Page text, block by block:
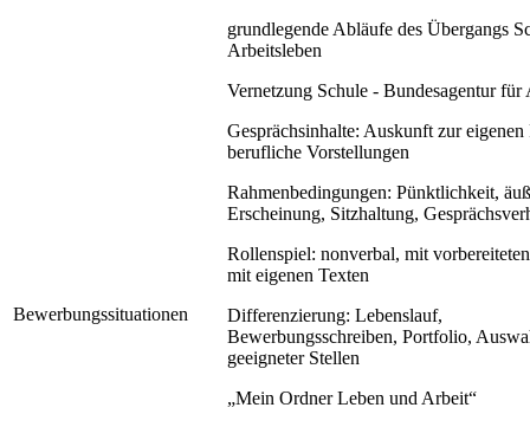
Bewerbungssituationen
grundlegende Abläufe des Übergangs
Arbeitsleben
Vernetzung Schule - Bundesagentur für
Gesprächsinhalte: Auskunft zur eigenen
berufliche Vorstellungen
Rahmenbedingungen: Pünktlichkeit,
Erscheinung, Sitzhaltung,
Rollenspiel: nonverbal, mit
mit eigenen Texten
Differenzierung: Lebenslauf,
Bewerbungsschreiben, Portfolio,
geeigneter Stellen
„Mein Ordner Leben und Arbeit“